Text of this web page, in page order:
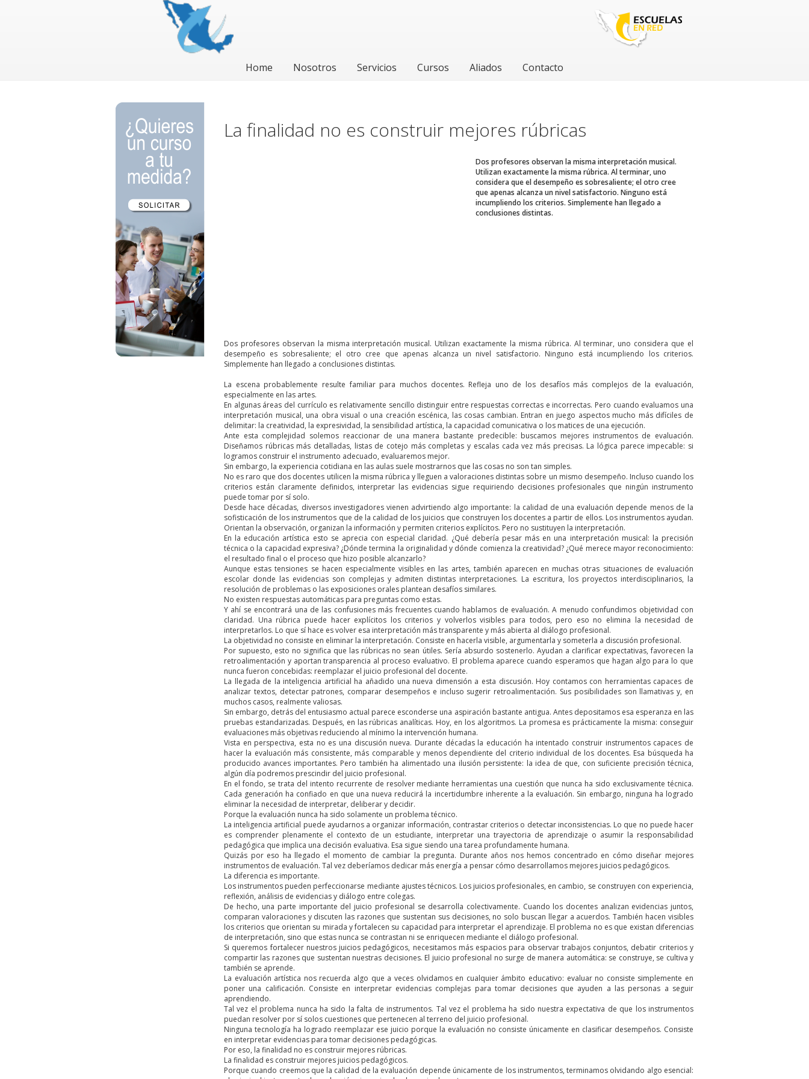
Home Nosotros Servicios Cursos Aliados Contacto
La finalidad no es construir mejores rúbricas
Dos profesores observan la misma interpretación musical.
Utilizan exactamente la misma rúbrica. Al terminar, uno
considera que el desempeño es sobresaliente; el otro cree
que apenas alcanza un nivel satisfactorio. Ninguno está
incumpliendo los criterios. Simplemente han llegado a
conclusiones distintas.
Dos profesores observan la misma interpretación musical. Utilizan exactamente la misma rúbrica. Al terminar, uno considera que el
desempeño es sobresaliente; el otro cree que apenas alcanza un nivel satisfactorio. Ninguno está incumpliendo los criterios.
Simplemente han llegado a conclusiones distintas.
La escena probablemente resulte familiar para muchos docentes. Refleja uno de los desafíos más complejos de la evaluación,
especialmente en las artes.
En algunas áreas del currículo es relativamente sencillo distinguir entre respuestas correctas e incorrectas. Pero cuando evaluamos una
interpretación musical, una obra visual o una creación escénica, las cosas cambian. Entran en juego aspectos mucho más difíciles de
delimitar: la creatividad, la expresividad, la sensibilidad artística, la capacidad comunicativa o los matices de una ejecución.
Ante esta complejidad solemos reaccionar de una manera bastante predecible: buscamos mejores instrumentos de evaluación.
Diseñamos rúbricas más detalladas, listas de cotejo más completas y escalas cada vez más precisas. La lógica parece impecable: si
logramos construir el instrumento adecuado, evaluaremos mejor.
Sin embargo, la experiencia cotidiana en las aulas suele mostrarnos que las cosas no son tan simples.
No es raro que dos docentes utilicen la misma rúbrica y lleguen a valoraciones distintas sobre un mismo desempeño. Incluso cuando los
criterios están claramente definidos, interpretar las evidencias sigue requiriendo decisiones profesionales que ningún instrumento
puede tomar por sí solo.
Desde hace décadas, diversos investigadores vienen advirtiendo algo importante: la calidad de una evaluación depende menos de la
sofisticación de los instrumentos que de la calidad de los juicios que construyen los docentes a partir de ellos. Los instrumentos ayudan.
Orientan la observación, organizan la información y permiten criterios explícitos. Pero no sustituyen la interpretación.
En la educación artística esto se aprecia con especial claridad. ¿Qué debería pesar más en una interpretación musical: la precisión
técnica o la capacidad expresiva? ¿Dónde termina la originalidad y dónde comienza la creatividad? ¿Qué merece mayor reconocimiento:
el resultado final o el proceso que hizo posible alcanzarlo?
Aunque estas tensiones se hacen especialmente visibles en las artes, también aparecen en muchas otras situaciones de evaluación
escolar donde las evidencias son complejas y admiten distintas interpretaciones. La escritura, los proyectos interdisciplinarios, la
resolución de problemas o las exposiciones orales plantean desafíos similares.
No existen respuestas automáticas para preguntas como estas.
Y ahí se encontrará una de las confusiones más frecuentes cuando hablamos de evaluación. A menudo confundimos objetividad con
claridad. Una rúbrica puede hacer explícitos los criterios y volverlos visibles para todos, pero eso no elimina la necesidad de
interpretarlos. Lo que sí hace es volver esa interpretación más transparente y más abierta al diálogo profesional.
La objetividad no consiste en eliminar la interpretación. Consiste en hacerla visible, argumentarla y someterla a discusión profesional.
Por supuesto, esto no significa que las rúbricas no sean útiles. Sería absurdo sostenerlo. Ayudan a clarificar expectativas, favorecen la
retroalimentación y aportan transparencia al proceso evaluativo. El problema aparece cuando esperamos que hagan algo para lo que
nunca fueron concebidas: reemplazar el juicio profesional del docente.
La llegada de la inteligencia artificial ha añadido una nueva dimensión a esta discusión. Hoy contamos con herramientas capaces de
analizar textos, detectar patrones, comparar desempeños e incluso sugerir retroalimentación. Sus posibilidades son llamativas y, en
muchos casos, realmente valiosas.
Sin embargo, detrás del entusiasmo actual parece esconderse una aspiración bastante antigua. Antes depositamos esa esperanza en las
pruebas estandarizadas. Después, en las rúbricas analíticas. Hoy, en los algoritmos. La promesa es prácticamente la misma: conseguir
evaluaciones más objetivas reduciendo al mínimo la intervención humana.
Vista en perspectiva, esta no es una discusión nueva. Durante décadas la educación ha intentado construir instrumentos capaces de
hacer la evaluación más consistente, más comparable y menos dependiente del criterio individual de los docentes. Esa búsqueda ha
producido avances importantes. Pero también ha alimentado una ilusión persistente: la idea de que, con suficiente precisión técnica,
algún día podremos prescindir del juicio profesional.
En el fondo, se trata del intento recurrente de resolver mediante herramientas una cuestión que nunca ha sido exclusivamente técnica.
Cada generación ha confiado en que una nueva reducirá la incertidumbre inherente a la evaluación. Sin embargo, ninguna ha logrado
eliminar la necesidad de interpretar, deliberar y decidir.
Porque la evaluación nunca ha sido solamente un problema técnico.
La inteligencia artificial puede ayudarnos a organizar información, contrastar criterios o detectar inconsistencias. Lo que no puede hacer
es comprender plenamente el contexto de un estudiante, interpretar una trayectoria de aprendizaje o asumir la responsabilidad
pedagógica que implica una decisión evaluativa. Esa sigue siendo una tarea profundamente humana.
Quizás por eso ha llegado el momento de cambiar la pregunta. Durante años nos hemos concentrado en cómo diseñar mejores
instrumentos de evaluación. Tal vez deberíamos dedicar más energía a pensar cómo desarrollamos mejores juicios pedagógicos.
La diferencia es importante.
Los instrumentos pueden perfeccionarse mediante ajustes técnicos. Los juicios profesionales, en cambio, se construyen con experiencia,
reflexión, análisis de evidencias y diálogo entre colegas.
De hecho, una parte importante del juicio profesional se desarrolla colectivamente. Cuando los docentes analizan evidencias juntos,
comparan valoraciones y discuten las razones que sustentan sus decisiones, no solo buscan llegar a acuerdos. También hacen visibles
los criterios que orientan su mirada y fortalecen su capacidad para interpretar el aprendizaje. El problema no es que existan diferencias
de interpretación, sino que estas nunca se contrastan ni se enriquecen mediante el diálogo profesional.
Si queremos fortalecer nuestros juicios pedagógicos, necesitamos más espacios para observar trabajos conjuntos, debatir criterios y
compartir las razones que sustentan nuestras decisiones. El juicio profesional no surge de manera automática: se construye, se cultiva y
también se aprende.
La evaluación artística nos recuerda algo que a veces olvidamos en cualquier ámbito educativo: evaluar no consiste simplemente en
poner una calificación. Consiste en interpretar evidencias complejas para tomar decisiones que ayuden a las personas a seguir
aprendiendo.
Tal vez el problema nunca ha sido la falta de instrumentos. Tal vez el problema ha sido nuestra expectativa de que los instrumentos
puedan resolver por sí solos cuestiones que pertenecen al terreno del juicio profesional.
Ninguna tecnología ha logrado reemplazar ese juicio porque la evaluación no consiste únicamente en clasificar desempeños. Consiste
en interpretar evidencias para tomar decisiones pedagógicas.
Por eso, la finalidad no es construir mejores rúbricas.
La finalidad es construir mejores juicios pedagógicos.
Porque cuando creemos que la calidad de la evaluación depende únicamente de los instrumentos, terminamos olvidando algo esencial: